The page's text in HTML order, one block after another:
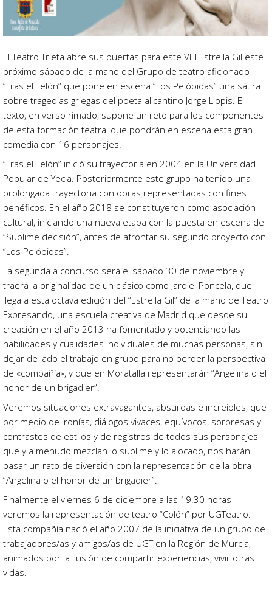
El Teatro Trieta abre sus puertas para este VIIII Estrella Gil este
próximo sábado de la mano del Grupo de teatro aficionado
“Tras el Telón” que pone en escena “Los Pelópidas” una sátira
sobre tragedias griegas del poeta alicantino Jorge Llopis. El
texto, en verso rimado, supone un reto para los componentes
de esta formación teatral que pondrán en escena esta gran
comedia con 16 personajes.
“Tras el Telón” inició su trayectoria en 2004 en la Universidad
Popular de Yecla. Posteriormente este grupo ha tenido una
prolongada trayectoria con obras representadas con fines
benéficos. En el año 2018 se constituyeron como asociación
cultural, iniciando una nueva etapa con la puesta en escena de
“Sublime decisión”, antes de afrontar su segundo proyecto con
“Los Pelópidas”.
La segunda a concurso será el sábado 30 de noviembre y
traerá la originalidad de un clásico como Jardiel Poncela, que
llega a esta octava edición del “Estrella Gil” de la mano de Teatro
Expresando, una escuela creativa de Madrid que desde su
creación en el año 2013 ha fomentado y potenciando las
habilidades y cualidades individuales de muchas personas, sin
dejar de lado el trabajo en grupo para no perder la perspectiva
de «compañía», y que en Moratalla representarán “Angelina o el
honor de un brigadier”.
Veremos situaciones extravagantes, absurdas e increíbles, que
por medio de ironías, diálogos vivaces, equívocos, sorpresas y
contrastes de estilos y de registros de todos sus personajes
que y a menudo mezclan lo sublime y lo alocado, nos harán
pasar un rato de diversión con la representación de la obra
“Angelina o el honor de un brigadier”.
Finalmente el viernes 6 de diciembre a las 19.30 horas
veremos la representación de teatro “Colón” por UGTeatro.
Esta compañía nació el año 2007 de la iniciativa de un grupo de
trabajadores/as y amigos/as de UGT en la Región de Murcia,
animados por la ilusión de compartir experiencias, vivir otras
vidas.